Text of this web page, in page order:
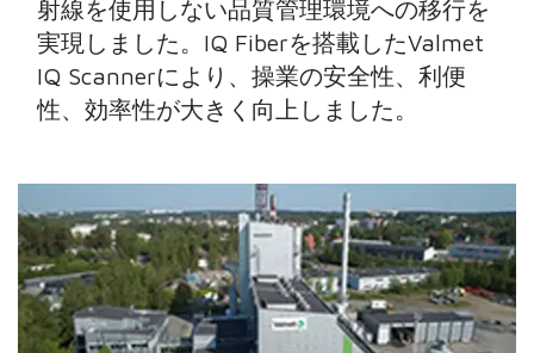
射線を使用しない品質管理環境への移行を
実現しました。IQ Fiberを搭載したValmet
IQ Scannerにより、操業の安全性、利便
性、効率性が大きく向上しました。